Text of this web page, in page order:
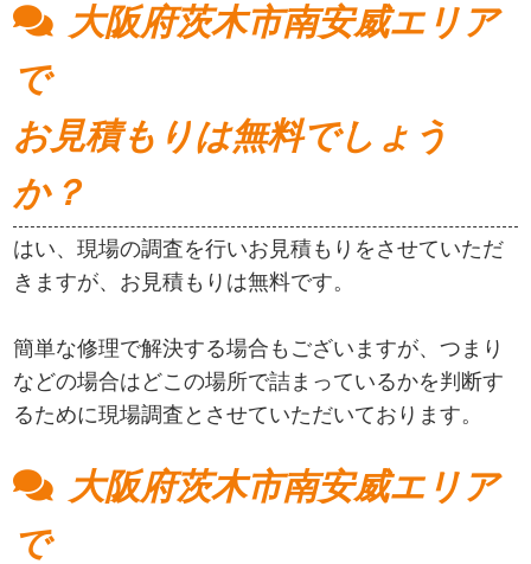
大阪府茨木市南安威エリア
で
お見積もりは無料でしょう
か？
はい、現場の調査を行いお見積もりをさせていただ
きますが、お見積もりは無料です。
簡単な修理で解決する場合もございますが、つまり
などの場合はどこの場所で詰まっているかを判断す
るために現場調査とさせていただいております。
大阪府茨木市南安威エリア
で